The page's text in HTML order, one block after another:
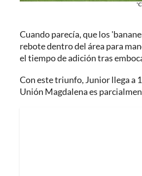
Cuando parecía, que los
rebote dentro del área para
el tiempo de adición tras
Con este triunfo, Junior llega a
Unión Magdalena es